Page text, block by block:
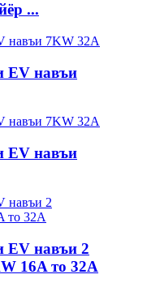
...
EV навъи
EV навъи
EV навъи 2
16A то 32A